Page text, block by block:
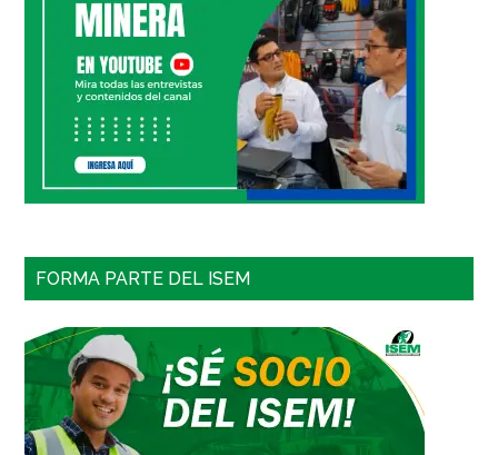
FORMA PARTE DEL ISEM